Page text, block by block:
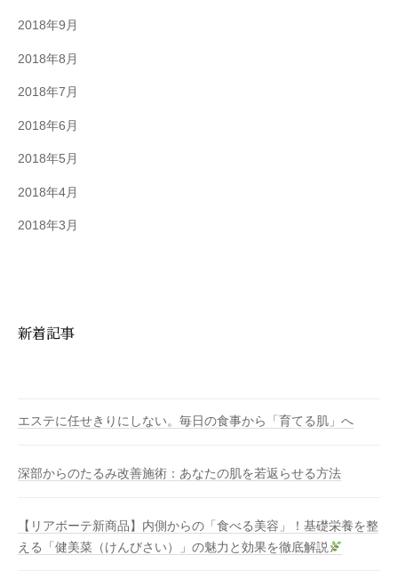
2018年9月
2018年8月
2018年7月
2018年6月
2018年5月
2018年4月
2018年3月
新着記事
エステに任せきりにしない。毎日の食事から「育てる肌」へ
深部からのたるみ改善施術：あなたの肌を若返らせる方法
【リアボーテ新商品】内側からの「食べる美容」！基礎栄養を整
える「健美菜（けんびさい）」の魅力と効果を徹底解説